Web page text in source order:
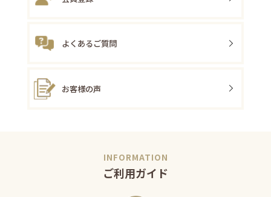
よくあるご質問
お客様の声
ご利用ガイド